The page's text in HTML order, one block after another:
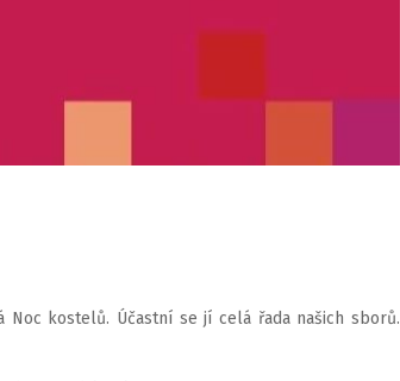
kostelů. Účastní se jí celá řada našich sborů.